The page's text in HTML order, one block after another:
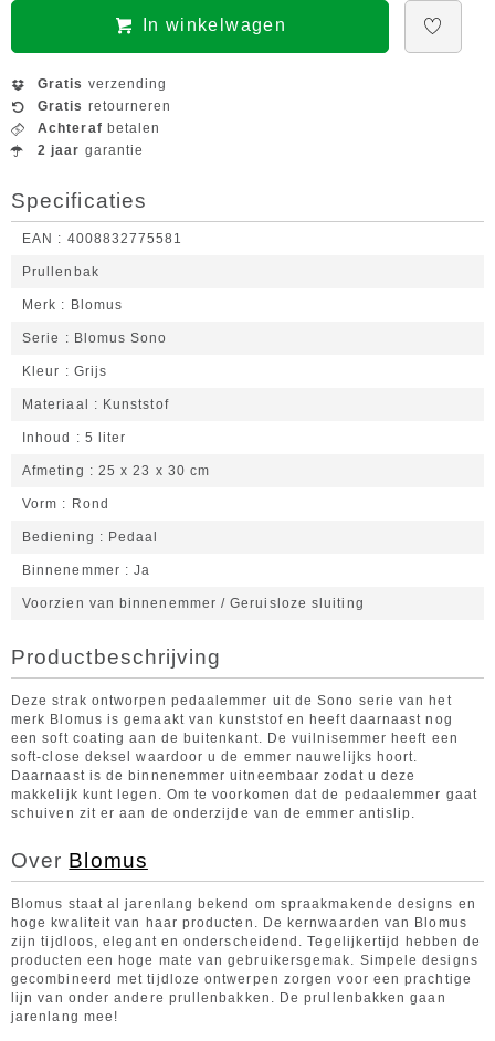
In winkelwagen
Gratis verzending
Gratis retourneren
Achteraf betalen
2 jaar garantie
Specificaties
EAN 4008832775581
Prullenbak
Merk Blomus
Serie Blomus Sono
Kleur Grijs
Materiaal Kunststof
Inhoud 5 liter
Afmeting 25 x 23 x 30 cm
Vorm Rond
Bediening Pedaal
Binnenemmer Ja
Voorzien van binnenemmer / Geruisloze sluiting
Productbeschrijving
Deze strak ontworpen pedaalemmer uit de Sono serie van het
merk Blomus is gemaakt van kunststof en heeft daarnaast nog
een soft coating aan de buitenkant. De vuilnisemmer heeft een
soft-close deksel waardoor u de emmer nauwelijks hoort.
Daarnaast is de binnenemmer uitneembaar zodat u deze
makkelijk kunt legen. Om te voorkomen dat de pedaalemmer gaat
schuiven zit er aan de onderzijde van de emmer antislip.
Over Blomus
Blomus staat al jarenlang bekend om spraakmakende designs en
hoge kwaliteit van haar producten. De kernwaarden van Blomus
zijn tijdloos, elegant en onderscheidend. Tegelijkertijd hebben de
producten een hoge mate van gebruikersgemak. Simpele designs
gecombineerd met tijdloze ontwerpen zorgen voor een prachtige
lijn van onder andere prullenbakken. De prullenbakken gaan
jarenlang mee!